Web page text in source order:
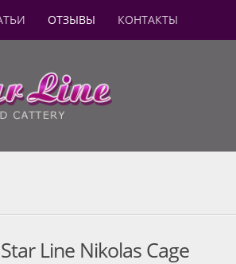
ОТЗЫВЫ КОНТАКТЫ
Line Nikolas Cage